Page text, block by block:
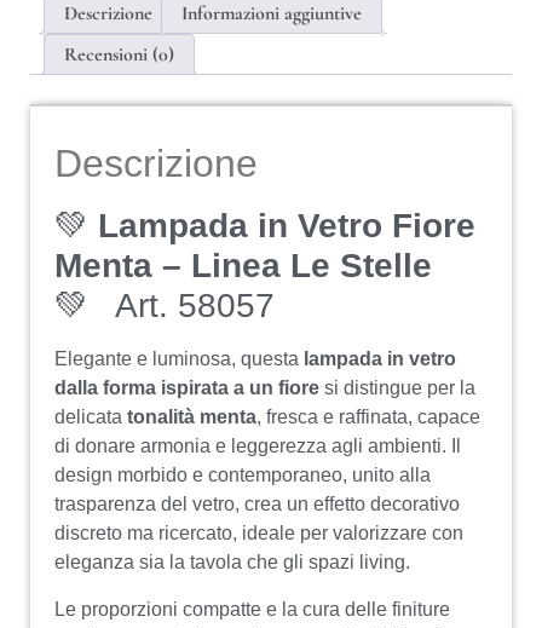
Descrizione
Informazioni aggiuntive
Recensioni (0)
Descrizione
💚 Lampada in Vetro Fiore
Menta – Linea Le Stelle
💚 Art. 58057
Elegante e luminosa, questa lampada in vetro
dalla forma ispirata a un fiore si distingue per la
delicata tonalità menta, fresca e raffinata, capace
di donare armonia e leggerezza agli ambienti. Il
design morbido e contemporaneo, unito alla
trasparenza del vetro, crea un effetto decorativo
discreto ma ricercato, ideale per valorizzare con
eleganza sia la tavola che gli spazi living.
Le proporzioni compatte e la cura delle finiture